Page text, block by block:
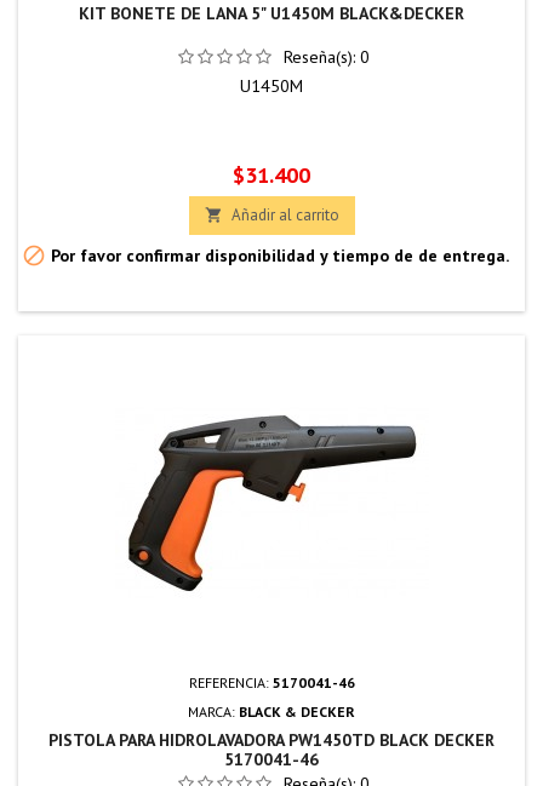
KIT BONETE DE LANA 5" U1450M BLACK&DECKER
Reseña(s): 0
U1450M
Precio
$31.400
 Añadir al carrito
 Por favor confirmar disponibilidad y tiempo de de entrega.
REFERENCIA: 5170041-46
MARCA: BLACK & DECKER
PISTOLA PARA HIDROLAVADORA PW1450TD BLACK DECKER
5170041-46